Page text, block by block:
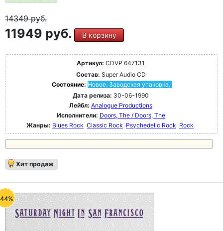
14349руб.
11949 руб. В корзину
Артикул: CDVP 647131
Состав: Super Audio CD
Состояние: Новое. Заводская упаковка.
Дата релиза: 30-06-1990
Лейбл: Analogue Productions
Исполнители: Doors, The / Doors, The
Жанры: Blues Rock Classic Rock Psychedelic Rock Rock
Хит продаж